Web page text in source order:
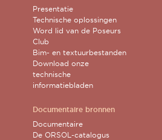
Presentatie
Technische oplossingen
Word lid van de Poseurs
Club
Bim- en textuurbestanden
Download onze
technische
informatiebladen
Documentaire bronnen
Documentaire
De ORSOL-catalogus